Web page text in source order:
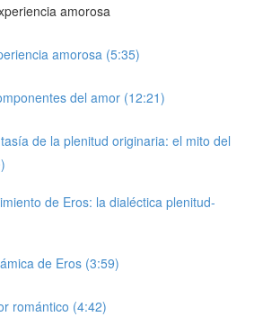
amorosa
amorosa (5:35)
del amor (12:21)
de la plenitud originaria: el mito del
de Eros: la dialéctica plenitud-
de Eros (3:59)
romántico (4:42)